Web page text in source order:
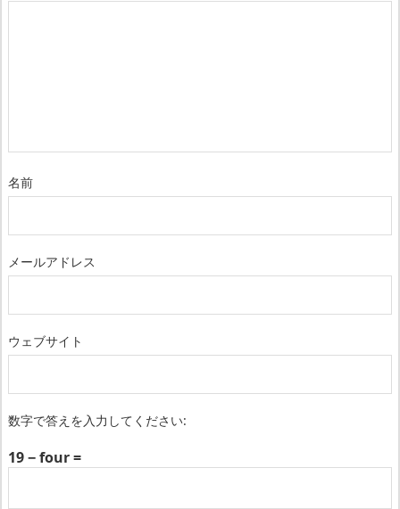
名前
メールアドレス
ウェブサイト
数字で答えを入力してください:
19 − four =